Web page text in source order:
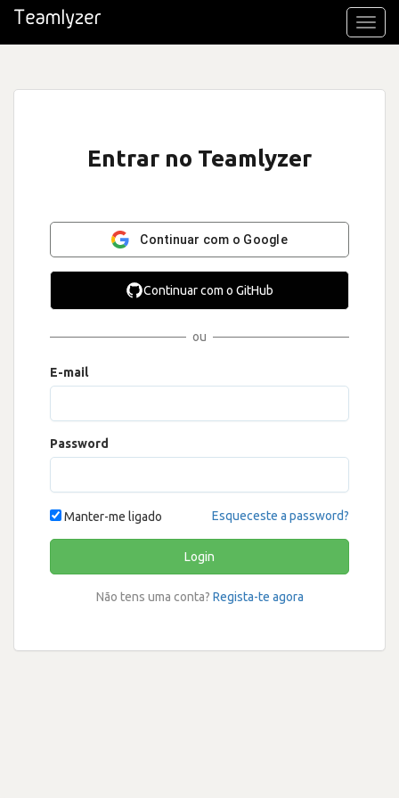
Entrar no Teamlyzer
Continuar com o Google
Continuar com o GitHub
ou
E-mail
Password
Manter-me ligado Esqueceste a password?
Login
Não tens uma conta? Regista-te agora